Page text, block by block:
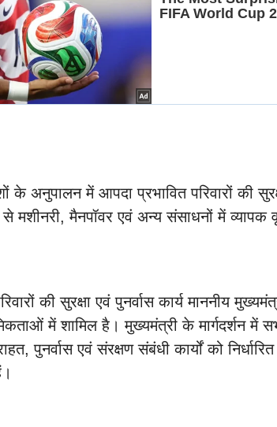
के अनुपालन में आपदा प्रभावित परिवारों की
से मशीनरी, मैनपॉवर एवं अन्य संसाधनों में व्यापक
की सुरक्षा एवं पुनर्वास कार्य माननीय
में शामिल है। मुख्यमंत्री के मार्गदर्शन में
पुनर्वास एवं संरक्षण संबंधी कार्यों को